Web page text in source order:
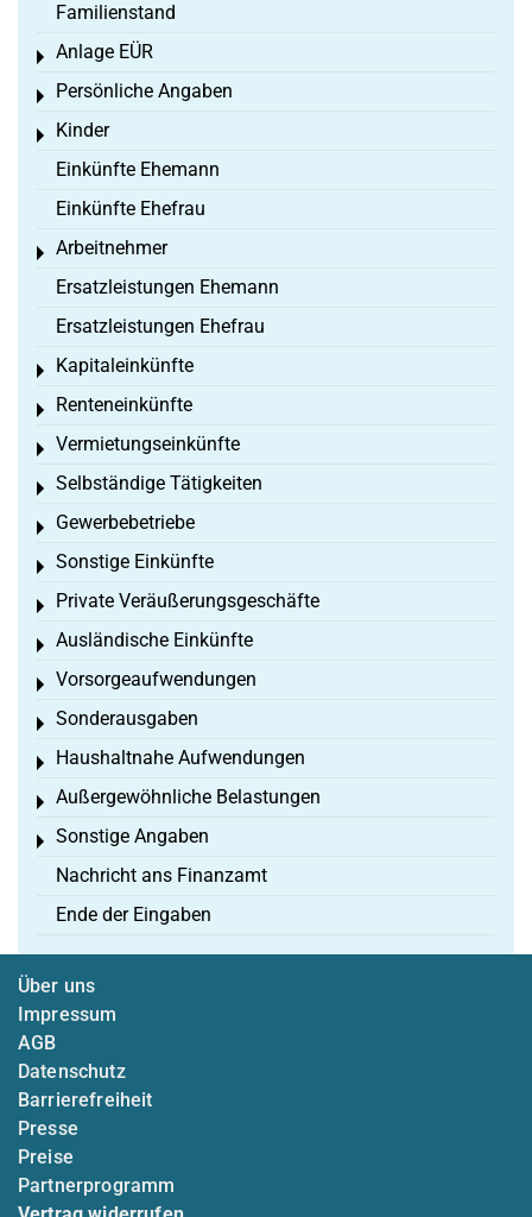
Familienstand
Anlage EÜR
Toggle menu
Persönliche Angaben
Toggle menu
Kinder
Toggle menu
Einkünfte Ehemann
Einkünfte Ehefrau
Arbeitnehmer
Toggle menu
Ersatzleistungen Ehemann
Ersatzleistungen Ehefrau
Kapitaleinkünfte
Toggle menu
Renteneinkünfte
Toggle menu
Vermietungseinkünfte
Toggle menu
Selbständige Tätigkeiten
Toggle menu
Gewerbebetriebe
Toggle menu
Sonstige Einkünfte
Toggle menu
Private Veräußerungsgeschäfte
Toggle menu
Ausländische Einkünfte
Toggle menu
Vorsorgeaufwendungen
Toggle menu
Sonderausgaben
Toggle menu
Haushaltnahe Aufwendungen
Toggle menu
Außergewöhnliche Belastungen
Toggle menu
Sonstige Angaben
Toggle menu
Nachricht ans Finanzamt
Ende der Eingaben
Über uns
Impressum
AGB
Datenschutz
Barrierefreiheit
Presse
Preise
Partnerprogramm